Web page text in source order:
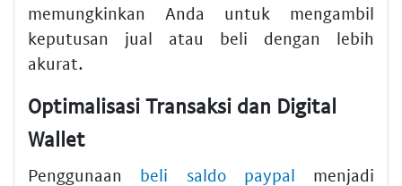
memungkinkan Anda untuk mengambil
keputusan jual atau beli dengan lebih
akurat.
Optimalisasi Transaksi dan Digital
Wallet
Penggunaan beli saldo paypal menjadi